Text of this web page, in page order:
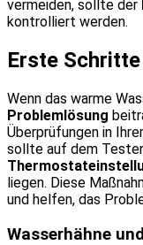
vermeiden, sollte der
kontrolliert werden.
Erste
Wenn das warme
Problemlösung
Überprüfungen in
sollte auf dem
liegen. Diese
und helfen, das
Wasserhähne